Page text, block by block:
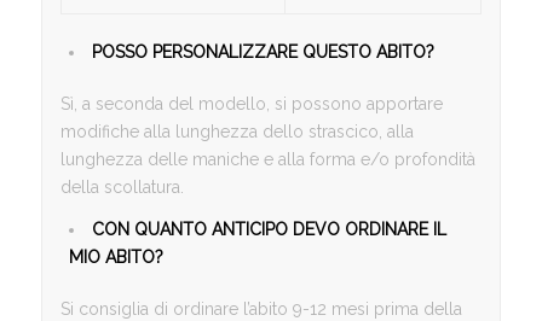
POSSO PERSONALIZZARE QUESTO ABITO?
Sì, a seconda del modello, si possono apportare
modifiche alla lunghezza dello strascico, alla
lunghezza delle maniche e alla forma e/o profondità
della scollatura.
CON QUANTO ANTICIPO DEVO ORDINARE IL
MIO ABITO?
Si consiglia di ordinare l’abito 9-12 mesi prima della